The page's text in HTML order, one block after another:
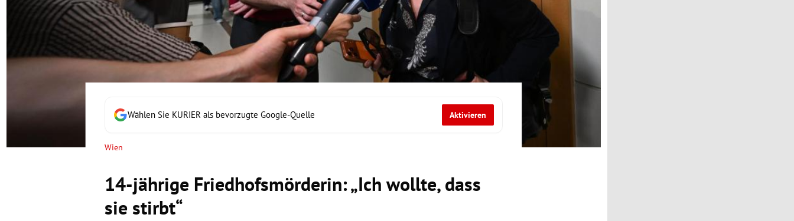
Untermenü
Untermenü Wählen Sie KURIER als bevorzugte Google-Quelle Aktivieren
Wien
14-jährige Friedhofsmörderin: „Ich wollte, dass
sie stirbt“